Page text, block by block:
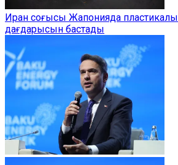
Иран соғысы Жапонияда
дағдарысын бастады